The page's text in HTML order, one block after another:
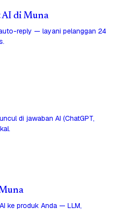
AI di Muna
reply — layani pelanggan 24
di jawaban AI (ChatGPT,
ke produk Anda — LLM,